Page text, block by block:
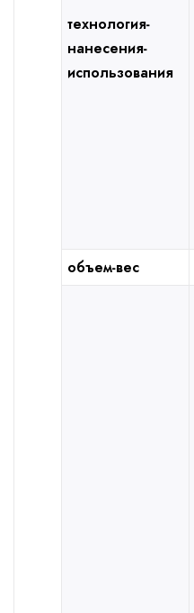
технология-
нанесения-
использования
объем-вес